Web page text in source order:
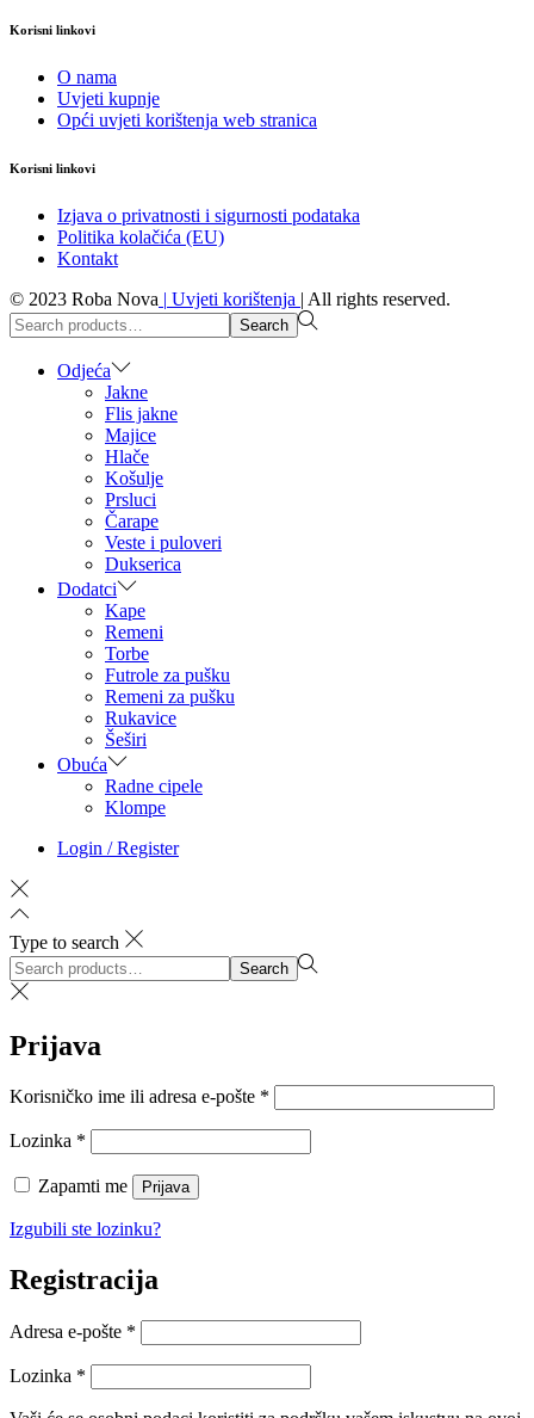
Korisni linkovi
O nama
Uvjeti kupnje
Opći uvjeti korištenja web stranica
Korisni linkovi
Izjava o privatnosti i sigurnosti podataka
Politika kolačića (EU)
Kontakt
© 2023 Roba Nova | Uvjeti korištenja | All rights reserved.
Search
for:>
Search
Odjeća
Jakne
Flis jakne
Majice
Hlače
Košulje
Prsluci
Čarape
Veste i puloveri
Dukserica
Dodatci
Kape
Remeni
Torbe
Futrole za pušku
Remeni za pušku
Rukavice
Šeširi
Obuća
Radne cipele
Klompe
Login / Register
Type to search
Search
for:>
Search
Prijava
Korisničko ime ili adresa e-pošte *
Lozinka *
Zapamti me Prijava
Izgubili ste lozinku?
Registracija
Adresa e-pošte *
Lozinka *